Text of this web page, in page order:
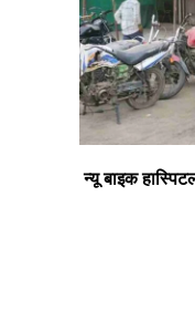
न्यू बाइक